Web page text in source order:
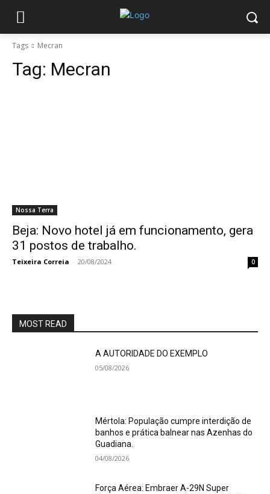
Tags Mecran
Tag: Mecran
Nossa Terra
Beja: Novo hotel já em funcionamento, gera
31 postos de trabalho.
Teixeira Correia - 20/08/2024 0
MOST READ
A AUTORIDADE DO EXEMPLO
05/08/2026
Mértola: População cumpre interdição de
banhos e prática balnear nas Azenhas do
Guadiana.
04/08/2026
Força Aérea: Embraer A-29N Super